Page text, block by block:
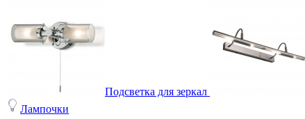
Подсветка для зеркал
Лампочки